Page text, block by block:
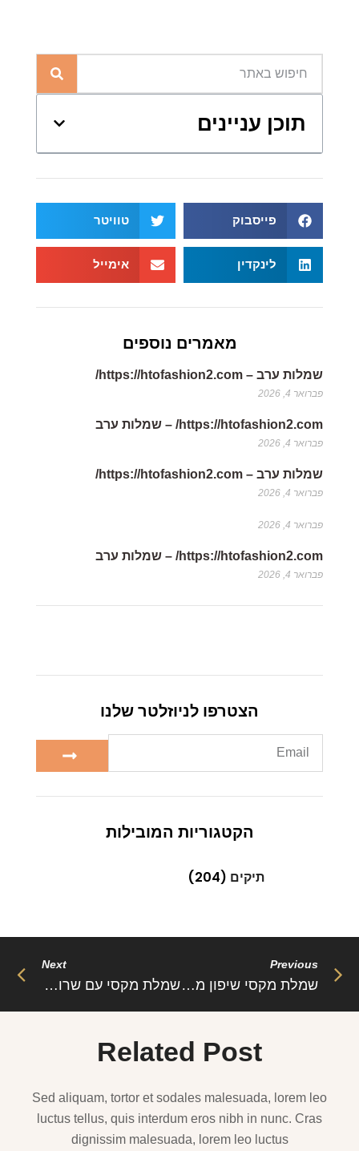
תוכן עניינים
פייסבוק טוויטר
לינקדין אימייל
מאמרים נוספים
שמלות ערב – https://htofashion2.com/
פברואר 4, 2026
https://htofashion2.com/ – שמלות ערב
פברואר 4, 2026
שמלות ערב – https://htofashion2.com/
פברואר 4, 2026
פברואר 4, 2026
https://htofashion2.com/ – שמלות ערב
פברואר 4, 2026
הצטרפו לניוזלטר שלנו
הקטגוריות המובילות
תיקים (204)
Previous
שמלת מקסי שיפון מבריקה צמודה במותן – אנה לי: יוקרה, נשיות וזוהר
Next
שמלת מקסי עם שרוולי שיפון פעמון – לאב: אלגנטיות, רוך וסטייל
Related Post
Sed aliquam, tortor et sodales malesuada, lorem leo
luctus tellus, quis interdum eros nibh in nunc. Cras
dignissim malesuada, lorem leo luctus